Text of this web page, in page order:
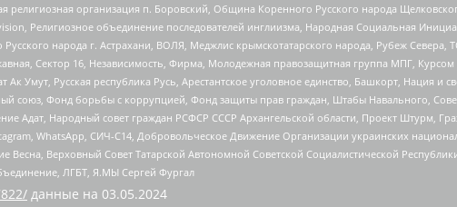
организация п. Боровский, Община Коренного Русского народа
Религиозное объединение последователей инглиизма, Народная Социальная
народа г. Астрахани, ВОЛЯ, Меджлис крымскотатарского народа, Рубеж Севера,
Сектор 16, Независимость, Фирма, Молодежная правозащитная группа МПГ,
Ак Умут, Русская республика Русь, Арестантское уголовное единство, Башкорт, Нация
союз, Фонд борьбы с коррупцией, Фонд защиты прав граждан, Штабы Навального,
Адат, Народный совет граждан РСФСР СССР Архангельской области, Проект Штурм,
WhatsApp, СИЧ-С14, Добровольческое Движение Организации украинских
Верховный Совет Татарской Автономной Советской Социалистической
ЛГБТ, Я.МЫ Сергей Фургал
данные на 03.05.2024